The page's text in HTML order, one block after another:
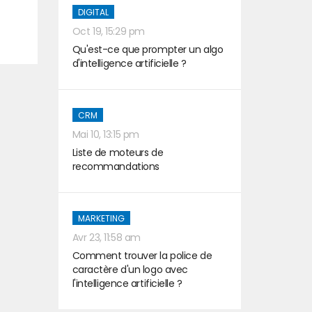
DIGITAL
Oct 19, 15:29 pm
Qu'est-ce que prompter un algo
d'intelligence artificielle ?
CRM
Mai 10, 13:15 pm
Liste de moteurs de
recommandations
MARKETING
Avr 23, 11:58 am
Comment trouver la police de
caractère d'un logo avec
l'intelligence artificielle ?